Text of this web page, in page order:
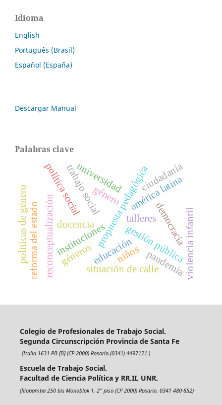
Idioma
English
Português (Brasil)
Español (España)
Descargar Manual
Palabras clave
talleres
trabajo socialpropuesta pedagógica
instituciones
reconceptualización
américa latina
reforma del estado gestión públicaviolencia infantil
universidad
educación
docencia
política social
democracia
ciudadanía
género
políticas de género niños
situación de callepandemia
géneros
Colegio de Profesionales de Trabajo Social.
Segunda Circunscripción Provincia de Santa Fe
(Italia 1631 PB [B] (CP 2000) Rosario.(0341) 4497121 )
Escuela de Trabajo Social.
Facultad de Ciencia Política y RR.II. UNR.
(Riobamba 250 bis Monoblok 1, 2° piso (CP 2000) Rosario. 0341 480-852)